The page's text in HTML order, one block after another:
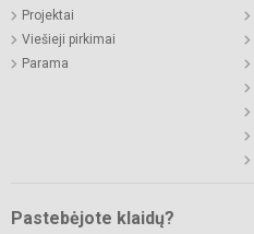
Projektai
Viešieji pirkimai
Parama
Pastebėjote klaidų?